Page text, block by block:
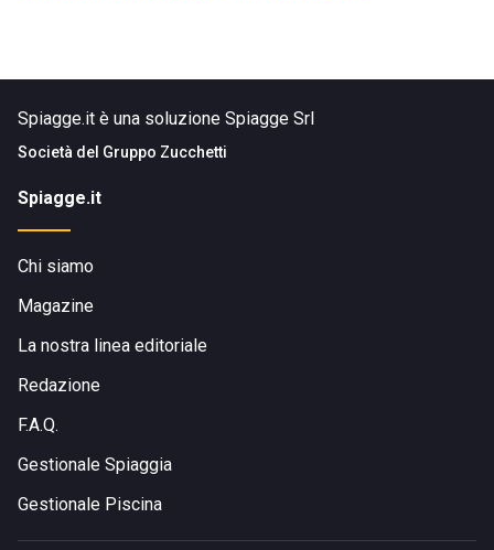
Spiagge.it è una soluzione Spiagge Srl
Società del Gruppo Zucchetti
Spiagge.it
Chi siamo
Magazine
La nostra linea editoriale
Redazione
F.A.Q.
Gestionale Spiaggia
Gestionale Piscina